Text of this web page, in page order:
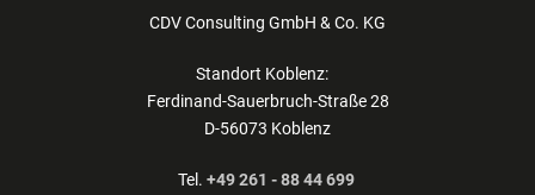
CDV Consulting GmbH & Co. KG
Standort Koblenz:
Ferdinand-Sauerbruch-Straße 28
D-56073 Koblenz
Tel. +49 261 - 88 44 699